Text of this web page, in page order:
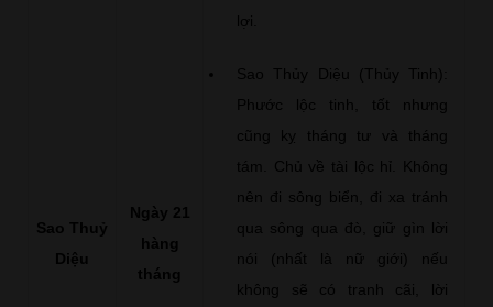
Sao Thuỷ
Diệu
Ngày 21
hàng
tháng
lợi.
Sao Thủy Diệu (Thủy Tinh):
Phước lộc tinh, tốt nhưng
cũng kỵ tháng tư và tháng
tám. Chủ về tài lộc hỉ. Không
nên đi sông biển, đi xa tránh
qua sông qua đò, giữ gìn lời
nói (nhất là nữ giới) nếu
không sẽ có tranh cãi, lời